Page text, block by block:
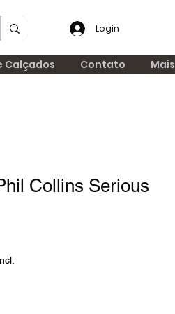
Login
Calçados Contato Mais
Collins Serious